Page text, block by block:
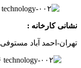
نشانی کارخانه :
تهران- احمد آباد مستوفی